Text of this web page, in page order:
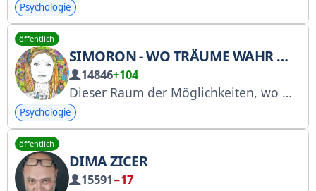
Psychologie
öffentlich
SIMORON - WO TRÄUME WAHR WERDEN
14846+104
Dieser Raum der Möglichkeiten, wo Magie auf Psychologie trifft. Hier werden Bügeleisen getragen, Unterwäsche an den Kronleuchter geworfen und Hauptrollen im Akkord vergeben. Das Ergebnis: Das Leben als Theater, in dem du Hauptdarsteller und Regisseur bist. Zusammenarbeit: @lenavselena
Psychologie
öffentlich
DIMA ZICER
15591−17